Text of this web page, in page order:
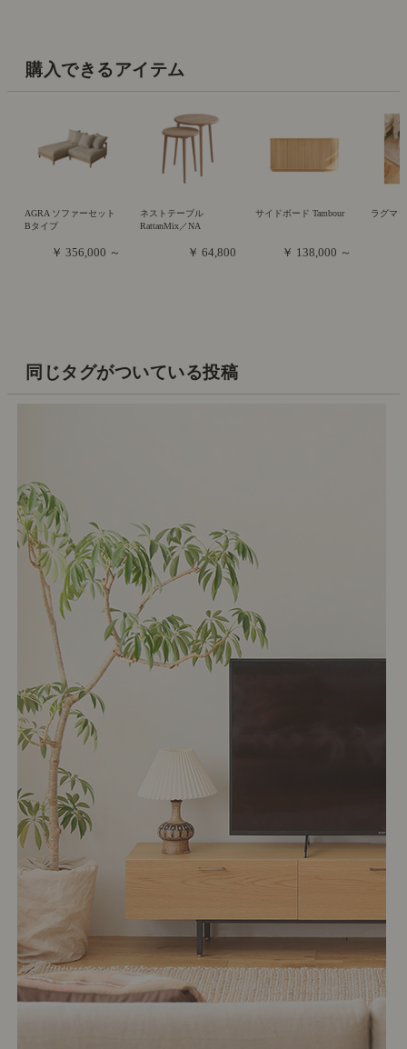
購入できるアイテム
AGRA ソファーセット
Bタイプ
￥ 356,000 ～
ネストテーブル
RattanMix／NA
￥ 64,800
サイドボード Tambour
￥ 138,000 ～
ラグマ
同じタグがついている投稿